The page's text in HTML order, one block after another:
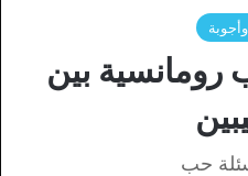
رومانسية بين
حب